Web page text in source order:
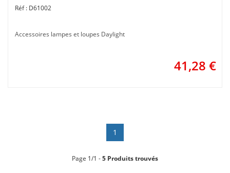
D61002
Accessoires lampes et loupes Daylight
41,28 €
1
Page 1/1 -5 Produits trouvés